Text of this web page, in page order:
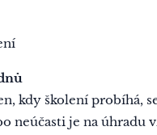
kdy školení probíhá,
neúčasti je na úhradu